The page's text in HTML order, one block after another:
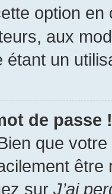
option
aux
étant un
de passe !
que
sur J’ai